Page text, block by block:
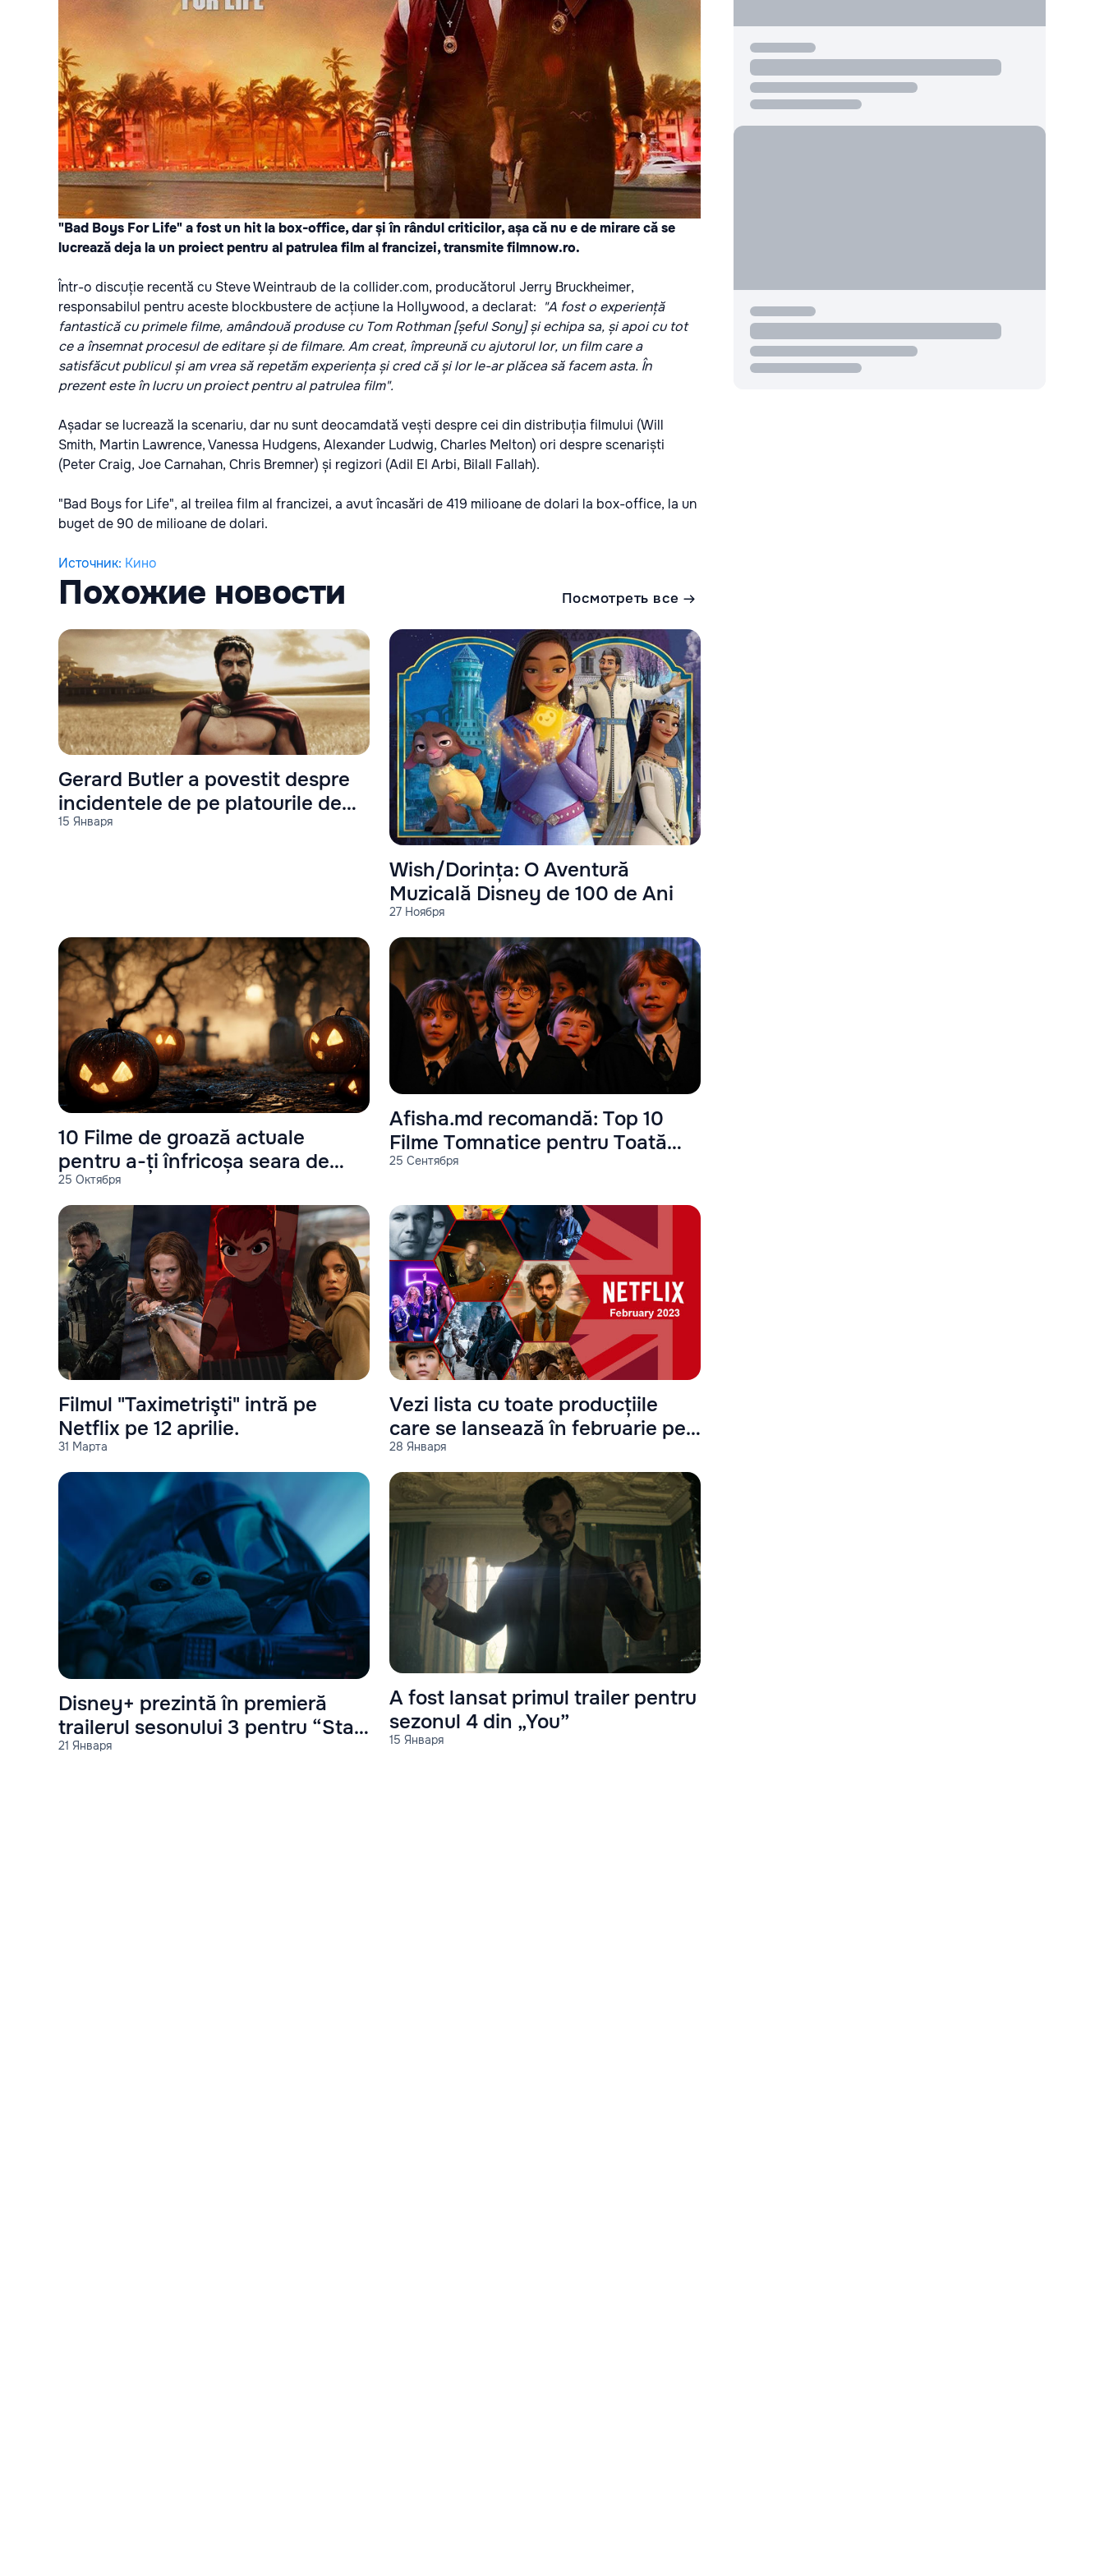
"Bad Boys For Life" a fost un hit la box-office, dar și în rândul criticilor, așa că nu e de mirare că se
lucrează deja la un proiect pentru al patrulea film al francizei, transmitefilmnow.ro.
Într-o discuție recentă cu Steve Weintraub de la collider.com, producătorul Jerry Bruckheimer,
responsabilul pentru aceste blockbustere de acțiune la Hollywood, a declarat: "A fost o experiență
fantastică cu primele filme, amândouă produse cu Tom Rothman [șeful Sony] și echipa sa, și apoi cu tot
ce a însemnat procesul de editare și de filmare. Am creat, împreună cu ajutorul lor, un film care a
satisfăcut publicul și am vrea să repetăm experiența și cred că și lor le-ar plăcea să facem asta. În
prezent este în lucru un proiect pentru al patrulea film".
Așadar se lucrează la scenariu, dar nu sunt deocamdată vești despre cei din distribuția filmului (Will
Smith, Martin Lawrence, Vanessa Hudgens, Alexander Ludwig, Charles Melton) ori despre scenariști
(Peter Craig, Joe Carnahan, Chris Bremner) și regizori (Adil El Arbi, Bilall Fallah).
"Bad Boys for Life", al treilea film al francizei, a avut încasări de 419 milioane de dolari la box-office, la un
buget de 90 de milioane de dolari.
Источник: Кино
Похожие новости Посмотреть все
15 Января
Gerard Butler a povestit despre
incidentele de pe platourile de
filmare
27 Ноября
Wish/Dorința: O Aventură
Muzicală Disney de 100 de Ani
25 Октября
10 Filme de groază actuale
pentru a-ți înfricoșa seara de
Halloween
25 Сентября
Afisha.md recomandă: Top 10
Filme Tomnatice pentru Toată
Familia
31 Марта
Filmul "Taximetrişti" intră pe
Netflix pe 12 aprilie.
28 Января
Vezi lista cu toate producțiile
care se lansează în februarie pe
Netflix
21 Января
Disney+ prezintă în premieră
trailerul sesonului 3 pentru “Star
Wars
15 Января
A fost lansat primul trailer pentru
sezonul 4 din „You”